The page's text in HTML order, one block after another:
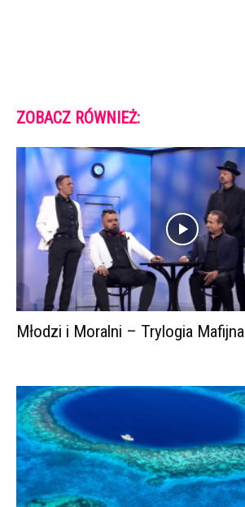
ZOBACZ RÓWNIEŻ:
Młodzi i Moralni – Trylogia Mafijna